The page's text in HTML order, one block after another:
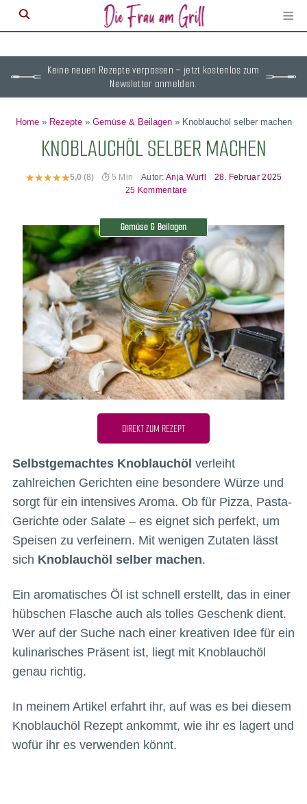
≡
Keine neuen Rezepte verpassen – jetzt kostenlos zum
Newsletter anmelden.
Home» Rezepte» Gemüse & Beilagen» Knoblauchöl selber machen
KNOBLAUCHÖL SELBER MACHEN
5,0 (8) 5 Min Autor:Anja Würfl
28. Februar 2025
25 Kommentare
Gemüse & Beilagen
DIREKT ZUM REZEPT
Selbstgemachtes Knoblauchöl verleiht
zahlreichen Gerichten eine besondere Würze und
sorgt für ein intensives Aroma. Ob für Pizza, Pasta-
Gerichte oder Salate – es eignet sich perfekt, um
Speisen zu verfeinern. Mit wenigen Zutaten lässt
sich Knoblauchöl selber machen.
Ein aromatisches Öl ist schnell erstellt, das in einer
hübschen Flasche auch als tolles Geschenk dient.
Wer auf der Suche nach einer kreativen Idee für ein
kulinarisches Präsent ist, liegt mit Knoblauchöl
genau richtig.
In meinem Artikel erfahrt ihr, auf was es bei diesem
Knoblauchöl Rezept ankommt, wie ihr es lagert und
wofür ihr es verwenden könnt.